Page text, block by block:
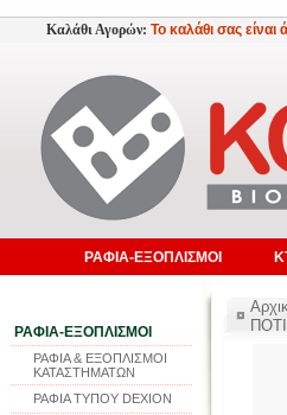
Καλάθι Αγορών:Το καλάθι σας είναι
ΡΑΦΙΑ-ΕΞΟΠΛΙΣΜΟΙ
ΡΑΦΙΑ-ΕΞΟΠΛΙΣΜΟΙ
ΡΑΦΙΑ & ΕΞΟΠΛΙΣΜΟΙ
ΚΑΤΑΣΤΗΜΑΤΩΝ
ΡΑΦΙΑ ΤΥΠΟΥ DEXION